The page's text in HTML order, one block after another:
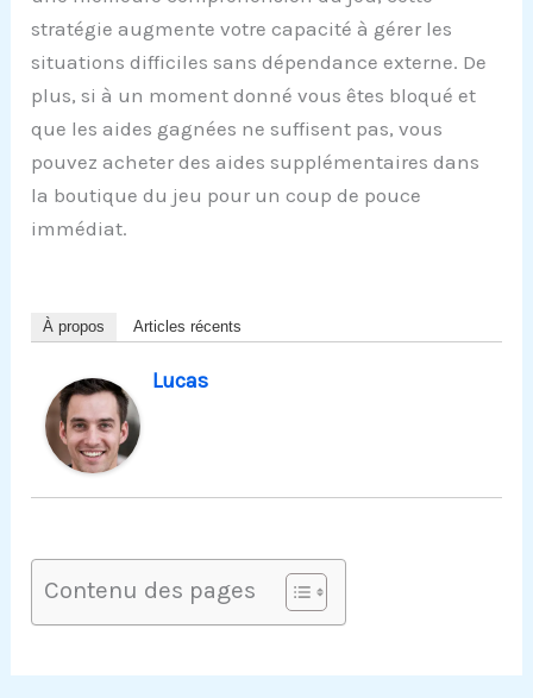
stratégie augmente votre capacité à gérer les
situations difficiles sans dépendance externe. De
plus, si à un moment donné vous êtes bloqué et
que les aides gagnées ne suffisent pas, vous
pouvez acheter des aides supplémentaires dans
la boutique du jeu pour un coup de pouce
immédiat.
À propos Articles récents
Lucas
Contenu des pages